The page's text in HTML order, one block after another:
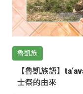
魯凱族
【魯凱族語】
士祭的由來